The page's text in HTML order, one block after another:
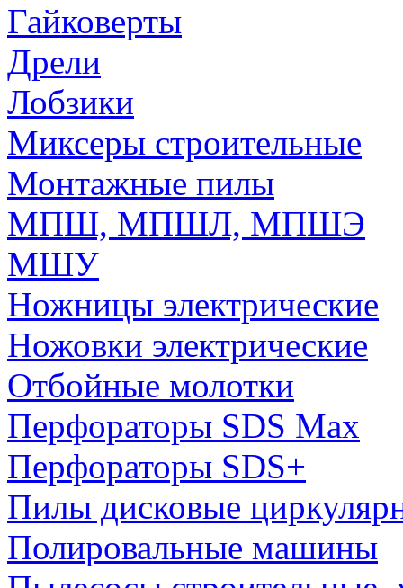
Гайковерты
Дрели
Лобзики
Миксеры строительные
Монтажные пилы
МПШ, МПШЛ, МПШЭ
МШУ
Ножницы электрические
Ножовки электрические
Отбойные молотки
Перфораторы SDS Max
Перфораторы SDS+
Пилы дисковые
Полировальные машины